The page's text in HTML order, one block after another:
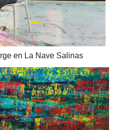
en La Nave Salinas